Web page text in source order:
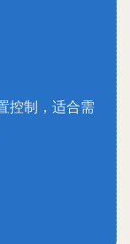
控制，适合需